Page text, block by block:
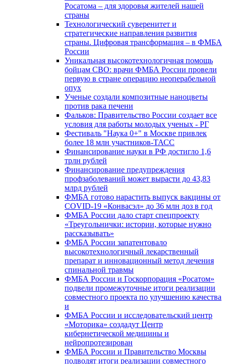
Росатома – для здоровья жителей нашей
страны
Технологический суверенитет и
стратегические направления развития
страны. Цифровая трансформация – в ФМБА
России
Уникальная высокотехнологичная помощь
бойцам СВО: врачи ФМБА России провели
первую в стране операцию неоперабельной
опух
Ученые создали композитные наноцветы
против рака печени
Фальков: Правительство России создает все
условия для работы молодых ученых - РГ
Фестиваль "Наука 0+" в Москве привлек
более 18 млн участников-ТАСС
Финансирование науки в РФ достигло 1,6
трлн рублей
Финансирование предупреждения
профзаболеваний может вырасти до 43,83
млрд рублей
ФМБА готово нарастить выпуск вакцины от
COVID-19 «Конвасэл» до 36 млн доз в год
ФМБА России дало старт спецпроекту
«Треугольнички: истории, которые нужно
рассказывать»
ФМБА России запатентовало
высокотехнологичный лекарственный
препарат и инновационный метод лечения
спинальной травмы
ФМБА России и Госкорпорация «Росатом»
подвели промежуточные итоги реализации
совместного проекта по улучшению качества
и
ФМБА России и исследовательский центр
«Моторика» создадут Центр
кибернетической медицины и
нейропротезирован
ФМБА России и Правительство Москвы
подводят итоги реализации совместного